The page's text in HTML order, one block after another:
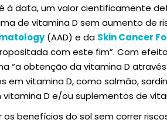
à data, um valor cientificamente
de vitamina D sem aumento de
(AAD) e da Skin Cancer
com este fim”. Com
“a obtenção da vitamina D
em vitamina D, como salmão,
D e/ou suplementos de
os benefícios do sol sem correr